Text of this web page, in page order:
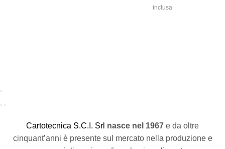
inclusa
Cartotecnica S.C.I. Srl nasce nel 1967 e da oltre
cinquant’anni è presente sul mercato nella produzione e